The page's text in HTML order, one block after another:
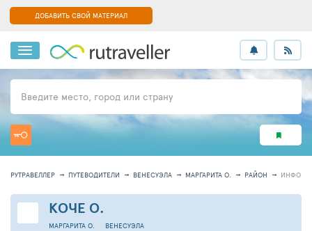
ДОБАВИТЬ СВОЙ МАТЕРИАЛ
Введите место, город или страну
РУТРАВЕЛЛЕР ПУТЕВОДИТЕЛИ ВЕНЕСУЭЛА МАРГАРИТА О. РАЙОН
КОЧЕ О.
ВЕНЕСУЭЛА
МАРГАРИТА О.